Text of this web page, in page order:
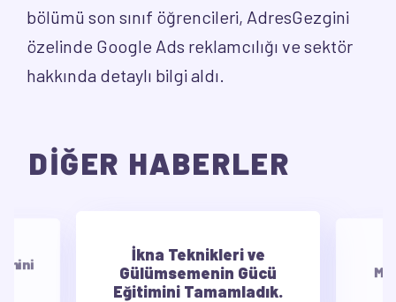
bölümü son sınıf öğrencileri, AdresGezgini
özelinde Google Ads reklamcılığı ve sektör
hakkında detaylı bilgi aldı.
DİĞER HABERLER
İkna Teknikleri ve
Gülümsemenin Gücü
Eğitimini Tamamladık.